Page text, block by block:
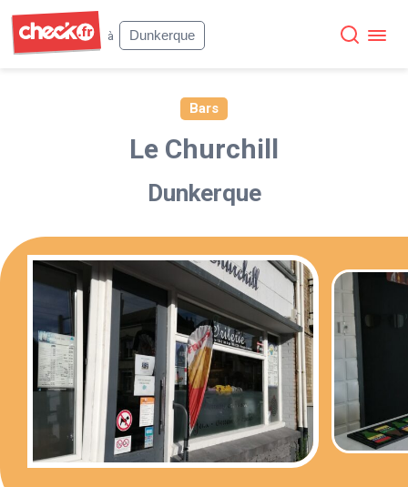
à
Dunkerque
Bars
Le Churchill
Dunkerque